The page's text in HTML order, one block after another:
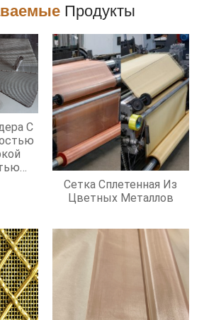
Продукты
С
Сетка Сплетенная Из
Цветных Металлов